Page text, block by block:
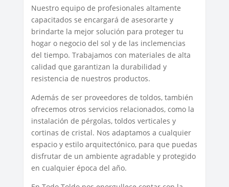
Nuestro equipo de profesionales altamente
capacitados se encargará de asesorarte y
brindarte la mejor solución para proteger tu
hogar o negocio del sol y de las inclemencias
del tiempo. Trabajamos con materiales de alta
calidad que garantizan la durabilidad y
resistencia de nuestros productos.
Además de ser proveedores de toldos, también
ofrecemos otros servicios relacionados, como la
instalación de pérgolas, toldos verticales y
cortinas de cristal. Nos adaptamos a cualquier
espacio y estilo arquitectónico, para que puedas
disfrutar de un ambiente agradable y protegido
en cualquier época del año.